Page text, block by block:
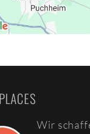
Wir